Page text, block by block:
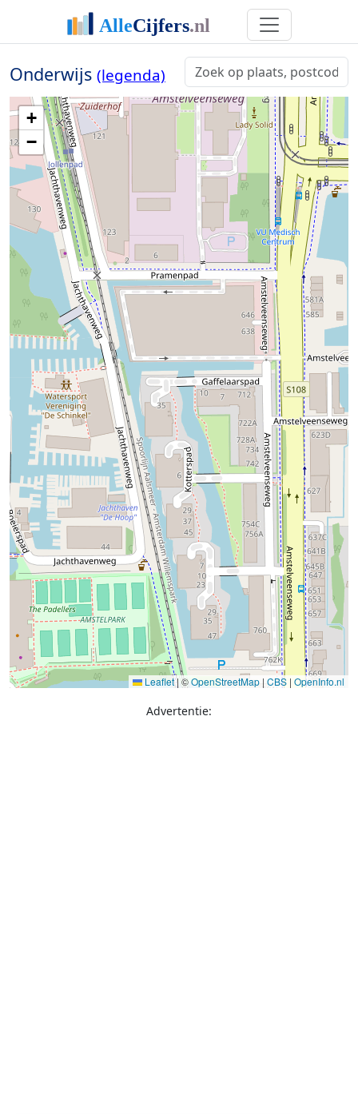
Onderwijs (legenda)
+
−
Leaflet| ©OpenStreetMap | CBS | OpenInfo.nl
Advertentie: